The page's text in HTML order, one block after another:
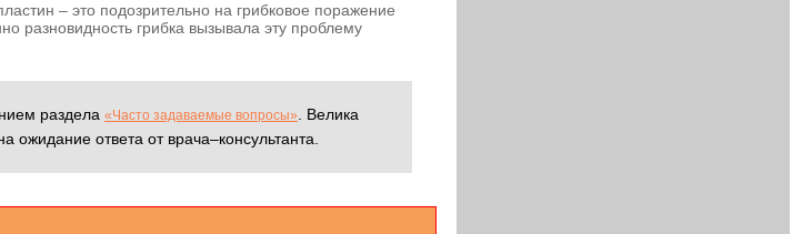
– это подозрительно на грибковое поражение
разновидность грибка вызывала эту проблему
раздела «Часто задаваемые вопросы»
. Велика
ответа от врача–консультанта.